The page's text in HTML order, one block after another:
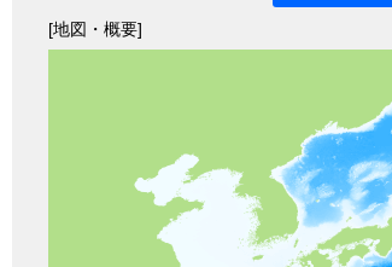
[地図・概要]